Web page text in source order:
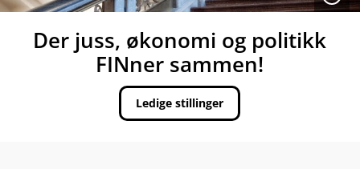
Der juss, økonomi og politikk
FINner sammen!
Ledige stillinger